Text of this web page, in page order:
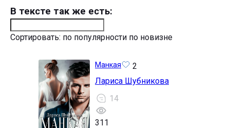
В тексте так же есть:
Сортировать: по популярности по новизне
Манкая
2
Лариса Шубникова
14
311